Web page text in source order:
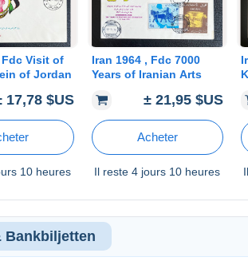
of Jordan
17,78 $US
10 heures
Iran 1964 , Fdc 7000
Years of Iranian Arts
± 21,95 $US
Acheter
Il reste4 jours 10 heures
Bankbiljetten